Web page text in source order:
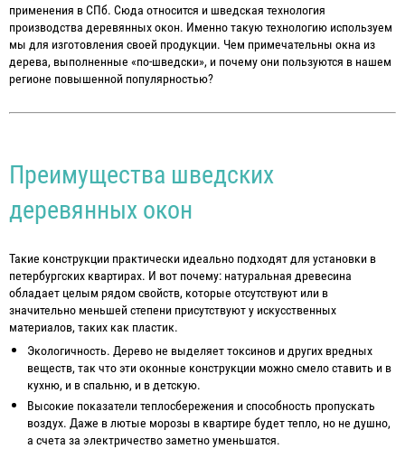
применения в СПб. Сюда относится и шведская технология
производства деревянных окон. Именно такую технологию используем
мы для изготовления своей продукции. Чем примечательны окна из
дерева, выполненные «по-шведски», и почему они пользуются в нашем
регионе повышенной популярностью?
Преимущества шведских
деревянных окон
Такие конструкции практически идеально подходят для установки в
петербургских квартирах. И вот почему: натуральная древесина
обладает целым рядом свойств, которые отсутствуют или в
значительно меньшей степени присутствуют у искусственных
материалов, таких как пластик.
Экологичность. Дерево не выделяет токсинов и других вредных
веществ, так что эти оконные конструкции можно смело ставить и в
кухню, и в спальню, и в детскую.
Высокие показатели теплосбережения и способность пропускать
воздух. Даже в лютые морозы в квартире будет тепло, но не душно,
а счета за электричество заметно уменьшатся.